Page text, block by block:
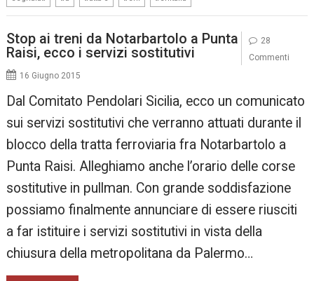
Stop ai treni da Notarbartolo a Punta
Raisi, ecco i servizi sostitutivi
16 Giugno 2015
Dal Comitato Pendolari Sicilia, ecco un comunicato
sui servizi sostitutivi che verranno attuati durante il
blocco della tratta ferroviaria fra Notarbartolo a
Punta Raisi. Alleghiamo anche l’orario delle corse
sostitutive in pullman. Con grande soddisfazione
possiamo finalmente annunciare di essere riusciti
a far istituire i servizi sostitutivi in vista della
chiusura della metropolitana da Palermo…
28
Commenti